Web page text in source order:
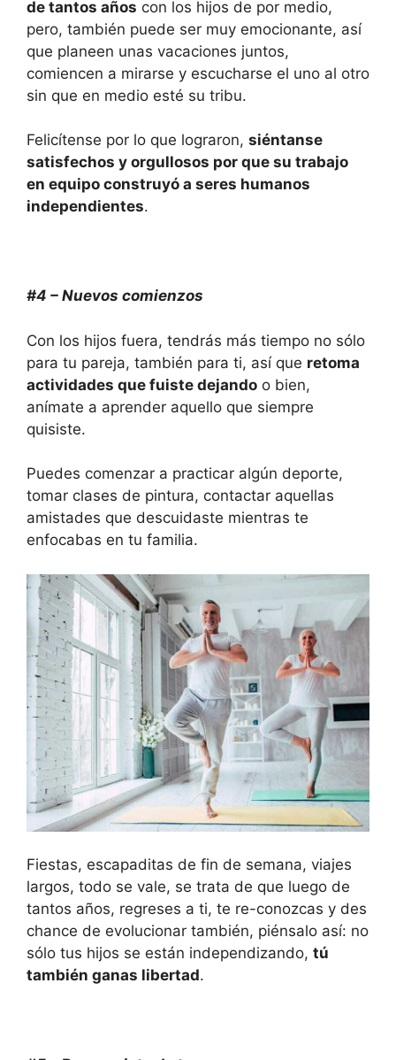
de tantos años con los hijos de por medio,
pero, también puede ser muy emocionante, así
que planeen unas vacaciones juntos,
comiencen a mirarse y escucharse el uno al otro
sin que en medio esté su tribu.
Felicítense por lo que lograron, siéntanse
satisfechos y orgullosos por que su trabajo
en equipo construyó a seres humanos
independientes.
#4 – Nuevos comienzos
Con los hijos fuera, tendrás más tiempo no sólo
para tu pareja, también para ti, así que retoma
actividades que fuiste dejando o bien,
anímate a aprender aquello que siempre
quisiste.
Puedes comenzar a practicar algún deporte,
tomar clases de pintura, contactar aquellas
amistades que descuidaste mientras te
enfocabas en tu familia.
Fiestas, escapaditas de fin de semana, viajes
largos, todo se vale, se trata de que luego de
tantos años, regreses a ti, te re-conozcas y des
chance de evolucionar también, piénsalo así: no
sólo tus hijos se están independizando, tú
también ganas libertad.